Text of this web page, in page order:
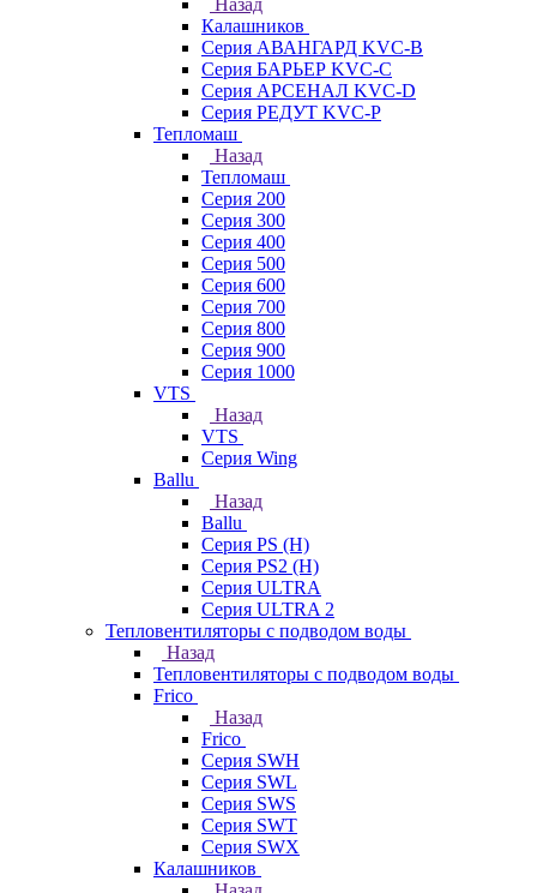
Назад
Калашников
Серия АВАНГАРД KVC-B
Серия БАРЬЕР KVC-C
Серия АРСЕНАЛ KVC-D
Серия РЕДУТ KVC-P
Тепломаш
Назад
Тепломаш
Серия 200
Серия 300
Серия 400
Серия 500
Серия 600
Серия 700
Серия 800
Серия 900
Серия 1000
VTS
Назад
VTS
Серия Wing
Ballu
Назад
Ballu
Серия PS (H)
Серия PS2 (H)
Серия ULTRA
Серия ULTRA 2
Тепловентиляторы с подводом воды
Назад
Тепловентиляторы с подводом воды
Frico
Назад
Frico
Серия SWH
Серия SWL
Серия SWS
Серия SWT
Серия SWX
Калашников